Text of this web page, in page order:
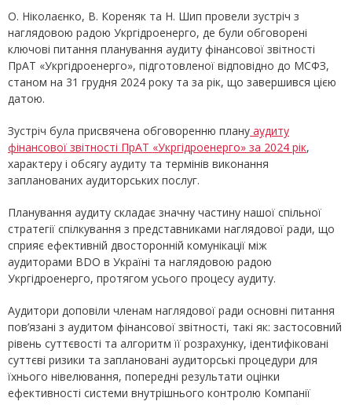
О. Ніколаєнко, В. Кореняк та Н. Шип провели зустріч з
наглядовою радою Укргідроенерго, де були обговорені
ключові питання планування аудиту фінансової звітності
ПрАТ «Укргідроенерго», підготовленої відповідно до МСФЗ,
станом на 31 грудня 2024 року та за рік, що завершився цією
датою.
Зустріч була присвячена обговоренню плану аудиту
фінансової звітності ПрАТ «Укргідроенерго» за 2024 рік,
характеру і обсягу аудиту та термінів виконання
запланованих аудиторських послуг.
Планування аудиту складає значну частину нашої спільної
стратегії спілкування з представниками наглядової ради, що
сприяє ефективній двосторонній комунікації між
аудиторами BDO в Україні та наглядовою радою
Укргідроенерго, протягом усього процесу аудиту.
Аудитори доповіли членам наглядової ради основні питання
пов’язані з аудитом фінансової звітності, такі як: застосовний
рівень суттєвості та алгоритм її розрахунку, ідентифіковані
суттєві ризики та заплановані аудиторські процедури для
їхнього нівелювання, попередні результати оцінки
ефективності системи внутрішнього контролю Компанії